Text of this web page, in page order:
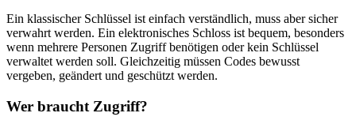
Ein klassischer Schlüssel ist einfach verständlich, muss aber sicher
verwahrt werden. Ein elektronisches Schloss ist bequem, besonders
wenn mehrere Personen Zugriff benötigen oder kein Schlüssel
verwaltet werden soll. Gleichzeitig müssen Codes bewusst
vergeben, geändert und geschützt werden.
Wer braucht Zugriff?